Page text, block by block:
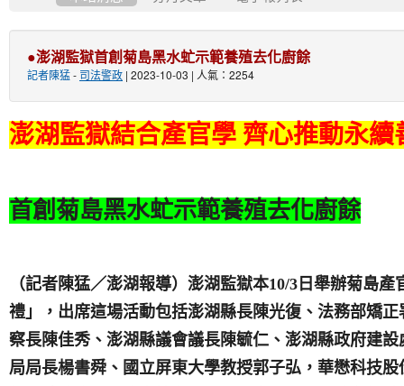
●澎湖監獄首創菊島黑水虻示範養殖去化廚餘
記者陳猛- 司法警政 | 2023-10-03 | 人氣：2254
澎湖監獄結合產官學 齊心推動永續
首創菊島黑水虻示範養殖去化廚餘
（記者陳猛／澎湖報導）澎湖監獄本10/3日舉辦菊島
禮」，出席這場活動包括澎湖縣長陳光復、法務部矯
察長陳佳秀、澎湖縣議會議長陳毓仁、澎湖縣政府建
局局長楊書舜、國立屏東大學教授郭子弘，華懋科技